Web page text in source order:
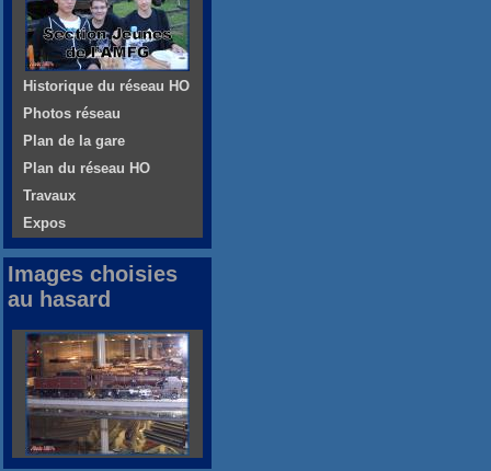
Historique du réseau HO
Photos réseau
Plan de la gare
Plan du réseau HO
Travaux
Expos
Images choisies
au hasard